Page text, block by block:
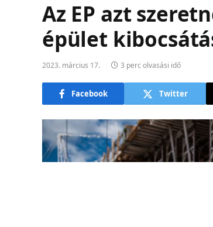
Az EP azt
épület
2023. március 17. 3 perc olvasási idő
Facebook Twitter